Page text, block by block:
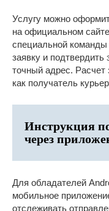
Услугу можно
на официальном
специальной
заявку и подтвердить
точный адрес. Расчет
как получатель
Инструкция
через
Для обладателей
мобильное
отслеживать